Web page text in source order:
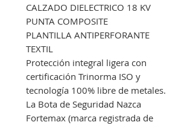
CALZADO DIELECTRICO 18 KV
PUNTA COMPOSITE
PLANTILLA ANTIPERFORANTE
TEXTIL
Protección integral ligera con
certificación Trinorma ISO y
tecnología 100% libre de metales.
La Bota de Seguridad Nazca
Fortemax (marca registrada de